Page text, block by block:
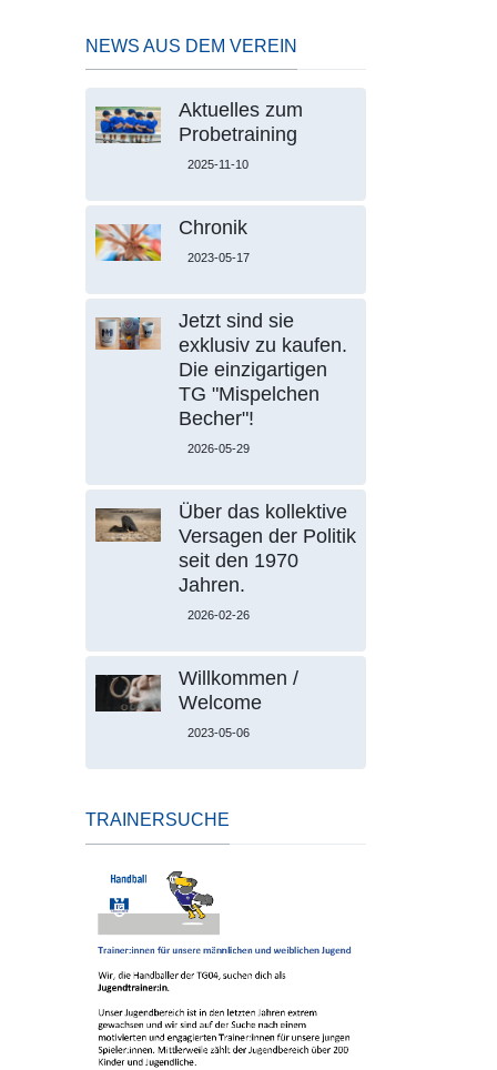
NEWS AUS DEM VEREIN
Aktuelles zum
Probetraining
2025-11-10
Chronik
2023-05-17
Jetzt sind sie
exklusiv zu kaufen.
Die einzigartigen
TG "Mispelchen
Becher"!
2026-05-29
Über das kollektive
Versagen der Politik
seit den 1970
Jahren.
2026-02-26
Willkommen /
Welcome
2023-05-06
TRAINERSUCHE